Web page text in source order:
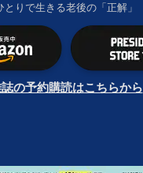
とりで生きる老後の「正解」
の予約購読はこちらから